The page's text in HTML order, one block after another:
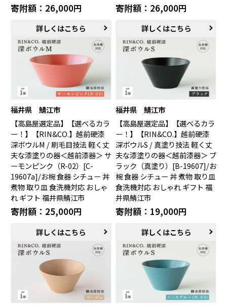
寄附額：26,000円
詳しくはこちら
寄附額：26,000円
詳しくはこちら
福井県 鯖江市
【高島屋選定品】【選べるカラ
ー！】【RIN&CO.】越前硬漆
深ボウルM / 刷毛目技法 軽く丈
夫な漆塗りの器＜越前漆器＞ サ
ーモンピンク（R-02）[C-
19607a]/お椀 食器 シチュー 丼
煮物 取り皿 食洗機対応 おしゃ
れ ギフト 福井県鯖江市
寄附額：25,000円
詳しくはこちら
福井県 鯖江市
【高島屋選定品】【選べるカラ
ー！】【RIN&CO.】越前硬漆
深ボウルS / 真塗り技法 軽く丈
夫な漆塗りの器＜越前漆器＞ ブ
ラック（真塗り）[B-19607]/お
椀 食器 シチュー 丼 煮物 取り皿
食洗機対応 おしゃれ ギフト 福
井県鯖江市
寄附額：19,000円
詳しくはこちら